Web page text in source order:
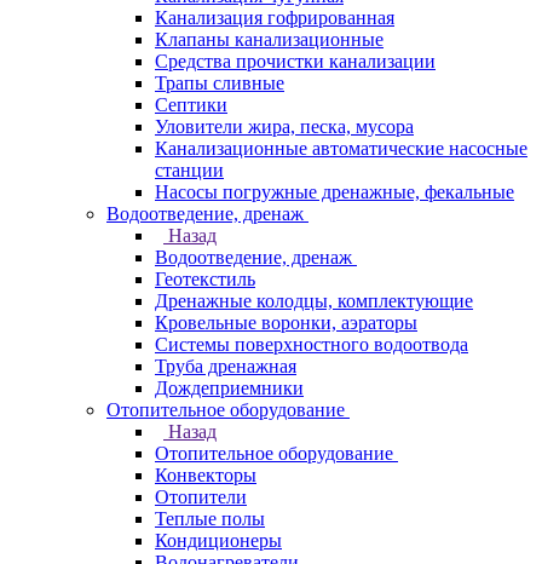
Канализация гофрированная
Клапаны канализационные
Средства прочистки канализации
Трапы сливные
Септики
Уловители жира, песка, мусора
Канализационные автоматические насосные
станции
Насосы погружные дренажные, фекальные
Водоотведение, дренаж
Назад
Водоотведение, дренаж
Геотекстиль
Дренажные колодцы, комплектующие
Кровельные воронки, аэраторы
Системы поверхностного водоотвода
Труба дренажная
Дождеприемники
Отопительное оборудование
Назад
Отопительное оборудование
Конвекторы
Отопители
Теплые полы
Кондиционеры